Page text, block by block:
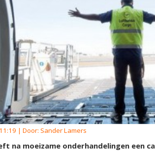
| Door: Sander Lamers
na moeizame onderhandelingen een